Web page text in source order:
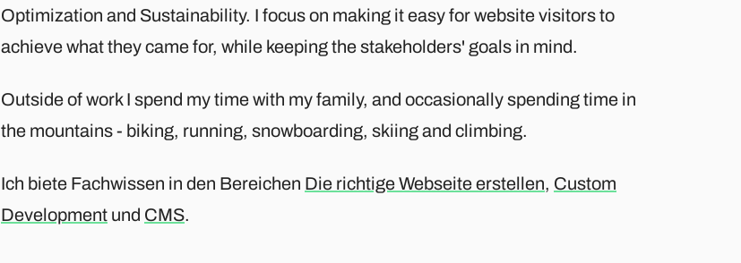
Optimization and Sustainability. I focus on making it easy for website visitors to
achieve what they came for, while keeping the stakeholders' goals in mind.
Outside of work I spend my time with my family, and occasionally spending time in
the mountains - biking, running, snowboarding, skiing and climbing.
Ich biete Fachwissen in den Bereichen Die richtige Webseite erstellen, Custom
Development und CMS.